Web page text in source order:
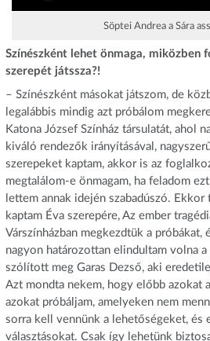
Söptei Andrea a Sára
Színészként lehet önmaga, miközben
szerepét játssza?!
– Színészként másokat játszom, de
legalábbis mindig azt próbálom
Katona József Színház társulatát, ahol
kiváló rendezők irányításával,
szerepeket kaptam, akkor is az
megtalálom-e önmagam, ha feladom
lettem annak idején szabadúszó.
kaptam Éva szerepére, Az ember
Várszínházban megkezdtük a próbákat,
nagyon határozottan elindultam volna
szólított meg Garas Dezső, aki
Azt mondta nekem, hogy előbb azokat
azokat próbáljam, amelyeken nem
sorra kell vennünk a lehetőségeket, és
választásokat. Csak így lehetünk